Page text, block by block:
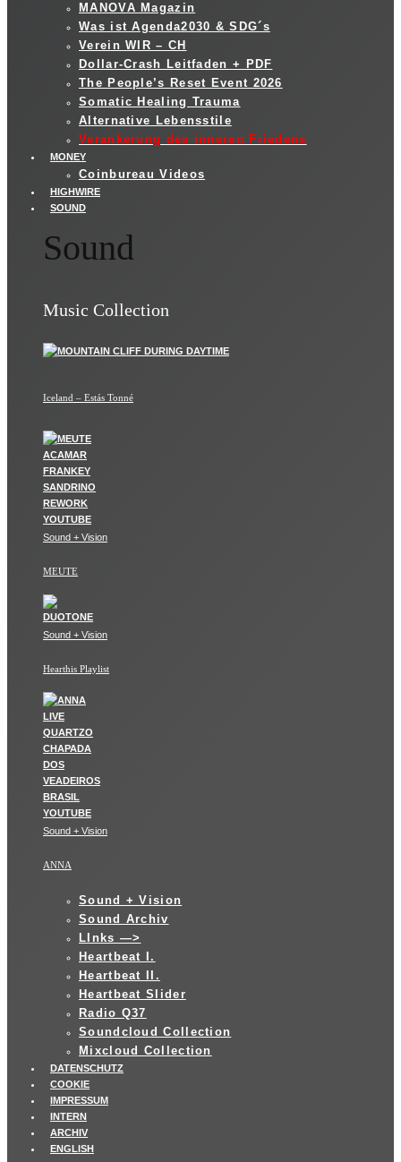
MANOVA Magazin
Was ist Agenda2030 & SDG´s
Verein WIR – CH
Dollar-Crash Leitfaden + PDF
The People’s Reset Event 2026
Somatic Healing Trauma
Alternative Lebensstile
Verankerung des inneren Friedens
MONEY
Coinbureau Videos
HIGHWIRE
SOUND
Sound
Music Collection
Iceland – Estás Tonné
Sound + Vision
MEUTE
Sound + Vision
Hearthis Playlist
Sound + Vision
ANNA
Sound + Vision
Sound Archiv
LInks —>
Heartbeat I.
Heartbeat II.
Heartbeat Slider
Radio Q37
Soundcloud Collection
Mixcloud Collection
DATENSCHUTZ
COOKIE
IMPRESSUM
INTERN
ARCHIV
ENGLISH